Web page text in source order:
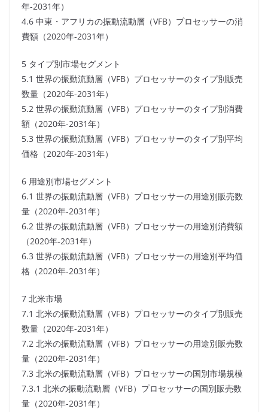
年-2031年）
4.6 中東・アフリカの振動流動層（VFB）プロセッサーの消
費額（2020年-2031年）
5 タイプ別市場セグメント
5.1 世界の振動流動層（VFB）プロセッサーのタイプ別販売
数量（2020年-2031年）
5.2 世界の振動流動層（VFB）プロセッサーのタイプ別消費
額（2020年-2031年）
5.3 世界の振動流動層（VFB）プロセッサーのタイプ別平均
価格（2020年-2031年）
6 用途別市場セグメント
6.1 世界の振動流動層（VFB）プロセッサーの用途別販売数
量（2020年-2031年）
6.2 世界の振動流動層（VFB）プロセッサーの用途別消費額
（2020年-2031年）
6.3 世界の振動流動層（VFB）プロセッサーの用途別平均価
格（2020年-2031年）
7 北米市場
7.1 北米の振動流動層（VFB）プロセッサーのタイプ別販売
数量（2020年-2031年）
7.2 北米の振動流動層（VFB）プロセッサーの用途別販売数
量（2020年-2031年）
7.3 北米の振動流動層（VFB）プロセッサーの国別市場規模
7.3.1 北米の振動流動層（VFB）プロセッサーの国別販売数
量（2020年-2031年）